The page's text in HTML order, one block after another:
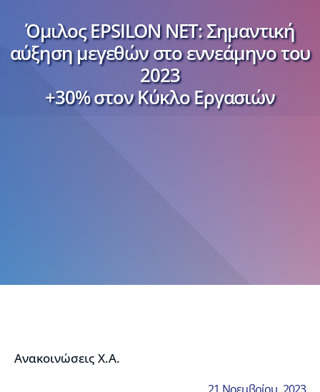
Όμιλος EPSILON ΝΕΤ: Σημαντική
αύξηση μεγεθών στο εννεάμηνο του
2023
+30% στον Κύκλο Εργασιών
Ανακοινώσεις Χ.Α.